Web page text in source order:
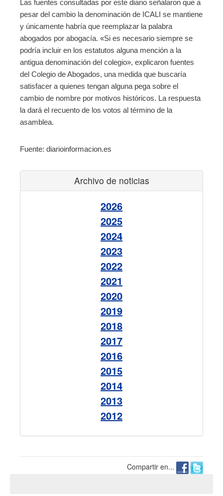
Las fuentes consultadas por este diario señalaron que a
pesar del cambio la denominación de ICALI se mantiene
y únicamente habría que reemplazar la palabra
abogados por abogacía. «Si es necesario siempre se
podría incluir en los estatutos alguna mención a la
antigua denominación del colegio», explicaron fuentes
del Colegio de Abogados, una medida que buscaría
satisfacer a quienes tengan alguna pega sobre el
cambio de nombre por motivos históricos. La respuesta
la dará el recuento de los votos al término de la
asamblea.
Fuente: diarioinformacion.es
Archivo de noticias
2026
2025
2024
2023
2022
2021
2020
2019
2018
2017
2016
2015
2014
2013
2012
Compartir en...